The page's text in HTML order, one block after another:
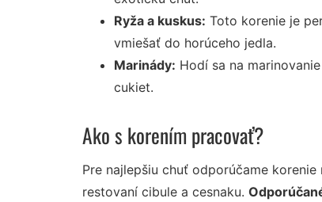
Ryža a kuskus: Toto korenie je
vmiešať do horúceho jedla.
Marinády: Hodí sa na
cukiet.
Ako s korením pracovať?
Pre najlepšiu chuť odporúčame
restovaní cibule a cesnaku.